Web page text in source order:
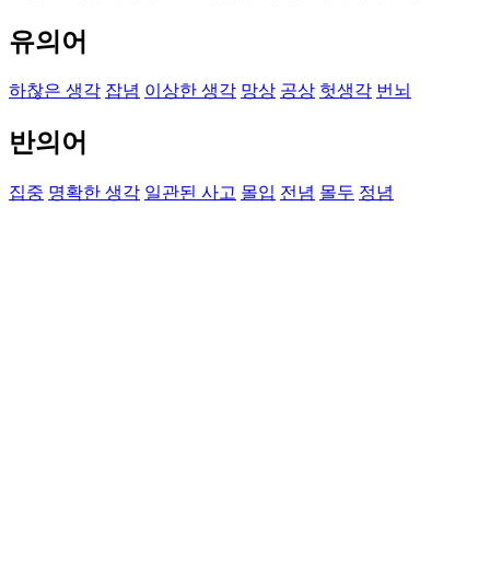
유의어
하찮은 생각 잡념 이상한 생각 망상 공상 헛생각 번뇌
반의어
집중 명확한 생각 일관된 사고 몰입 전념 몰두 정념